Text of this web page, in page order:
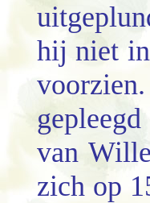
hij niet
van
zich op